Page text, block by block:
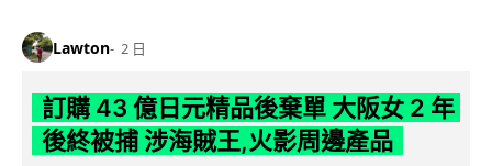
Lawton 2 日
訂購 43 億日元精品後棄單 大阪女 2 年
後終被捕 涉海賊王,火影周邊產品